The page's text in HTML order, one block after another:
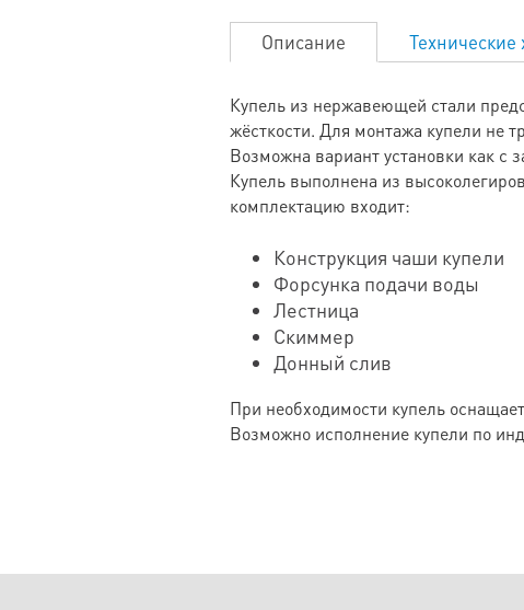
Описание Технические
Купель из нержавеющей стали
жёсткости. Для монтажа купели не
Возможна вариант установки как с
Купель выполнена из
комплектацию входит:
Конструкция чаши купели
Форсунка подачи воды
Лестница
Скиммер
Донный слив
При необходимости купель
Возможно исполнение купели по